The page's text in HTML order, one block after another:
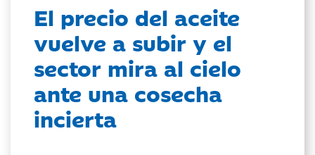
El precio del aceite
vuelve a subir y el
sector mira al cielo
ante una cosecha
incierta